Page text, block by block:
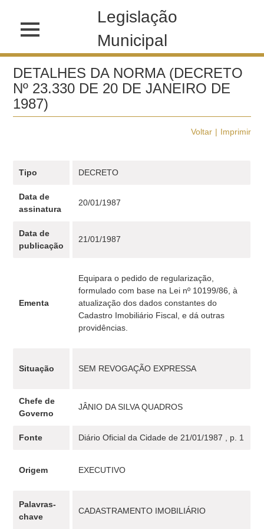
Legislação
Municipal
DETALHES DA NORMA (DECRETO
Nº 23.330 DE 20 DE JANEIRO DE
1987)
Voltar Imprimir
Tipo DECRETO
Data de
assinatura
20/01/1987
Data de
publicação
21/01/1987
Ementa
Equipara o pedido de regularização,
formulado com base na Lei nº 10199/86, à
atualização dos dados constantes do
Cadastro Imobiliário Fiscal, e dá outras
providências.
Situação SEM REVOGAÇÃO EXPRESSA
Chefe de
Governo
JÂNIO DA SILVA QUADROS
Fonte Diário Oficial da Cidade de 21/01/1987 , p. 1
Origem EXECUTIVO
Palavras-
chave
CADASTRAMENTO IMOBILIÁRIO